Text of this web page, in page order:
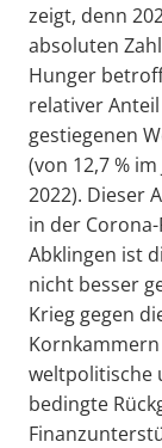
zeigt, denn
absoluten
Hunger
relativer
gestiegenen
(von 12,7 %
2022). Dieser
in der
Abklingen ist
nicht besser
Krieg gegen
weltpolitische
bedingte